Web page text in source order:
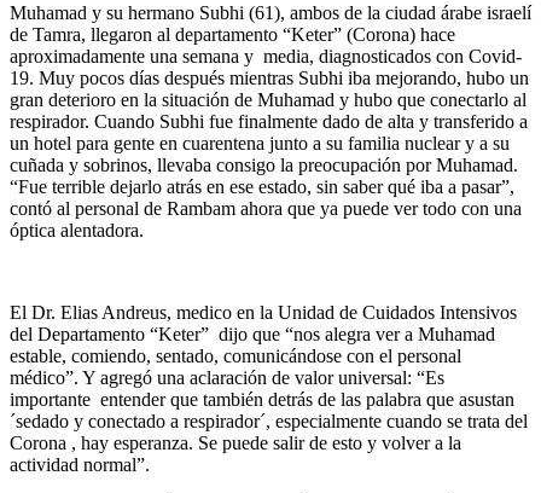
Muhamad y su hermano Subhi (61), ambos de la ciudad árabe israelí
de Tamra, llegaron al departamento “Keter” (Corona) hace
aproximadamente una semana y media, diagnosticados con Covid-
19. Muy pocos días después mientras Subhi iba mejorando, hubo un
gran deterioro en la situación de Muhamad y hubo que conectarlo al
respirador. Cuando Subhi fue finalmente dado de alta y transferido a
un hotel para gente en cuarentena junto a su familia nuclear y a su
cuñada y sobrinos, llevaba consigo la preocupación por Muhamad.
“Fue terrible dejarlo atrás en ese estado, sin saber qué iba a pasar”,
contó al personal de Rambam ahora que ya puede ver todo con una
óptica alentadora.
El Dr. Elias Andreus, medico en la Unidad de Cuidados Intensivos
del Departamento “Keter” dijo que “nos alegra ver a Muhamad
estable, comiendo, sentado, comunicándose con el personal
médico”. Y agregó una aclaración de valor universal: “Es
importante entender que también detrás de las palabra que asustan
´sedado y conectado a respirador´, especialmente cuando se trata del
Corona , hay esperanza. Se puede salir de esto y volver a la
actividad normal”.